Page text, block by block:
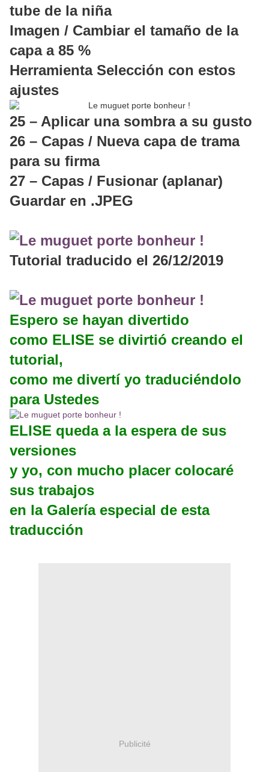
tube de la niña
Imagen / Cambiar el tamaño de la
capa a 85 %
Herramienta Selección con estos
ajustes
25 – Aplicar una sombra a su gusto
26 – Capas / Nueva capa de trama
para su firma
27 – Capas / Fusionar (aplanar)
Guardar en .JPEG
Tutorial traducido el 26/12/2019
Espero se hayan divertido
como ELISE se divirtió creando el
tutorial,
como me divertí yo traduciéndolo
para Ustedes
ELISE queda a la espera de sus
versiones
y yo, con mucho placer colocaré
sus trabajos
en la Galería especial de esta
traducción
Publicité